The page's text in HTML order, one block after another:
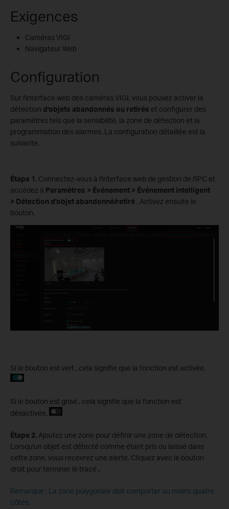
Exigences
Caméras VIGI
Navigateur Web
Configuration
Sur l'interface web des caméras VIGI, vous pouvez activer la
détection d'objets abandonnés ou retirés et configurer des
paramètres tels que la sensibilité, la zone de détection et la
programmation des alarmes. La configuration détaillée est la
suivante.
Étape 1. Connectez-vous à l'interface web de gestion de l'IPC et
accédez à Paramètres > Événement > Événement intelligent
> Détection d'objet abandonné/retiré . Activez ensuite le
bouton.
Si le bouton est vert , cela signifie que la fonction est activée.
Si le bouton est grisé , cela signifie que la fonction est
désactivée.
Étape 2. Ajoutez une zone pour définir une zone de détection.
Lorsqu'un objet est détecté comme étant pris ou laissé dans
cette zone, vous recevrez une alerte. Cliquez avec le bouton
droit pour terminer le tracé .
Remarque : La zone polygonale doit comporter au moins quatre
côtés.